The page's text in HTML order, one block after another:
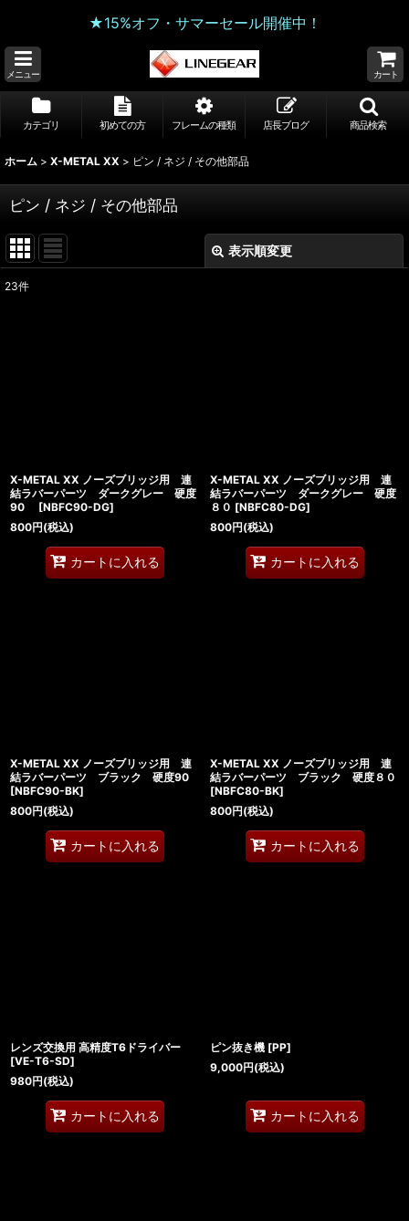
★15%オフ・サマーセール開催中！
メニュー カート
カテゴリ 初めての方 フレームの種類 店長ブログ 商品検索
ホーム > X-METAL XX > ピン / ネジ / その他部品
ピン / ネジ / その他部品
表示順変更
23件
X-METAL XX ノーズブリッジ用 連
結ラバーパーツ ダークグレー 硬度
90
[NBFC90-DG]
800円(税込)
カートに入れる
X-METAL XX ノーズブリッジ用 連
結ラバーパーツ ダークグレー 硬度
８０ [NBFC80-DG]
800円(税込)
カートに入れる
X-METAL XX ノーズブリッジ用 連
結ラバーパーツ ブラック 硬度90
[NBFC90-BK]
800円(税込)
カートに入れる
X-METAL XX ノーズブリッジ用 連
結ラバーパーツ ブラック 硬度８０
[NBFC80-BK]
800円(税込)
カートに入れる
レンズ交換用 高精度T6ドライバー
[VE-T6-SD]
980円(税込)
カートに入れる
ピン抜き機 [PP]
9,000円(税込)
カートに入れる